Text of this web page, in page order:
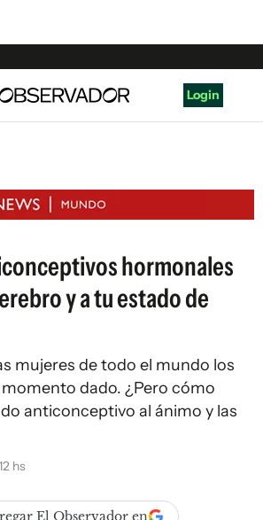
Login
hormonales
y a tu estado de
mujeres de todo el mundo los
dado. ¿Pero cómo
anticonceptivo al ánimo y las
hs
El Observador en